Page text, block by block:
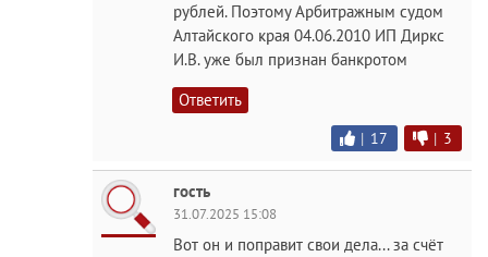
рублей. Поэтому Арбитражным судом
Алтайского края 04.06.2010 ИП Диркс
И.В. уже был признан банкротом
Ответить
| 17 | 3
гость
31.07.2025 15:08
Вот он и поправит свои дела... за счёт